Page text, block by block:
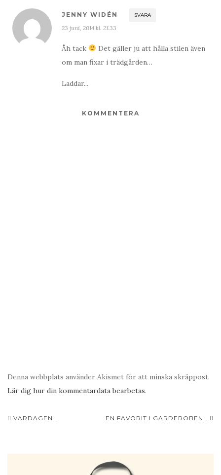
JENNY WIDÉN SVARA
23 juni, 2014 kl. 21:33
Åh tack
Det gäller ju att hålla stilen även
om man fixar i trädgården…
Laddar...
KOMMENTERA
Denna webbplats använder Akismet för att minska skräppost.
Lär dig hur din kommentardata bearbetas.
VARDAGEN… EN FAVORIT I GARDEROBEN…